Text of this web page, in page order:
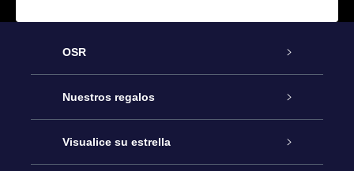
OSR
Atención
Contáctanos
Nuestros regalos
Regalo Estrella Online
Visualice su estrella